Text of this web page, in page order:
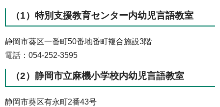
（1）特別支援教育センター内幼児言語教室
静岡市葵区一番町50番地番町複合施設3階
電話：054-252-3595
（2）静岡市立麻機小学校内幼児言語教室
静岡市葵区有永町2番43号